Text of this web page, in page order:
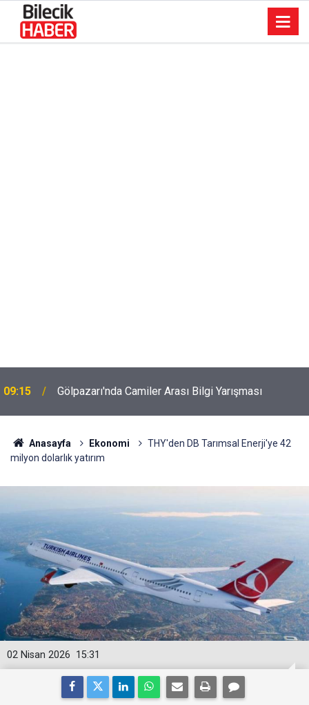
09:15 Gölpazarı'nda Camiler Arası Bilgi Yarışması
Anasayfa Ekonomi
THY'den DB Tarımsal Enerji'ye 42
milyon dolarlık yatırım
15:31
02 Nisan 2026